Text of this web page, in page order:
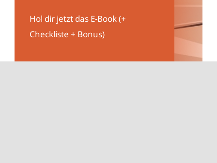
Hol dir jetzt das E-Book (+
Checkliste + Bonus)